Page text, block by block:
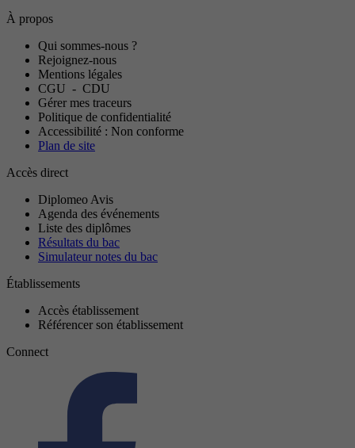
À propos
Qui sommes-nous ?
Rejoignez-nous
Mentions légales
CGU - CDU
Gérer mes traceurs
Politique de confidentialité
Accessibilité : Non conforme
Plan de site
Accès direct
Diplomeo Avis
Agenda des événements
Liste des diplômes
Résultats du bac
Simulateur notes du bac
Établissements
Accès établissement
Référencer son établissement
Connect